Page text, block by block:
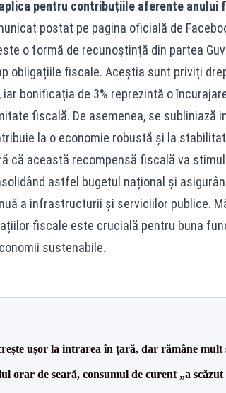
pentru contribuțiile aferente anului
postat pe pagina oficială de
o formă de recunoștință din partea
obligațiile fiscale. Aceștia sunt priviți
bonificația de 3% reprezintă o
fiscală. De asemenea, se subliniază
la o economie robustă și la
că această recompensă fiscală va
astfel bugetul național și
a infrastructurii și serviciilor publice.
fiscale este crucială pentru buna
sustenabile.
ușor la intrarea în țară, dar rămâne mult
orar de seară, consumul de curent „a scăzut